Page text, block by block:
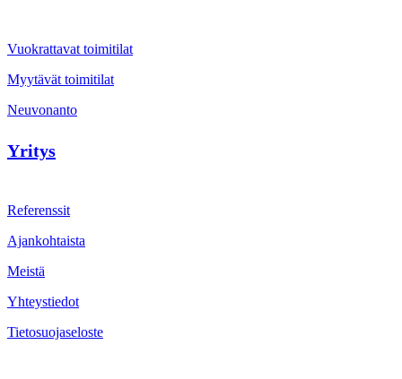
Vuokrattavat toimitilat
Myytävät toimitilat
Neuvonanto
Yritys
Referenssit
Ajankohtaista
Meistä
Yhteystiedot
Tietosuojaseloste